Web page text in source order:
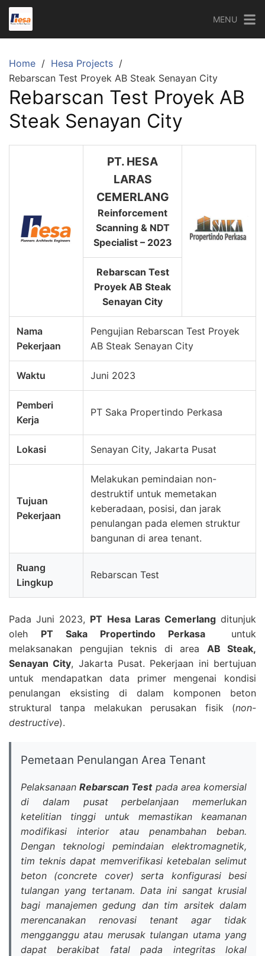
Skip
content
MENU
Home
Hesa Projects
Rebarscan Test Proyek AB Steak Senayan City
Rebarscan Test Proyek AB
Steak Senayan City
PT. HESA
LARAS
CEMERLANG
Reinforcement
Scanning & NDT
Specialist – 2023
Rebarscan Test
Proyek AB Steak
Senayan City
Nama
Pekerjaan
Pengujian Rebarscan Test Proyek
AB Steak Senayan City
Waktu Juni 2023
Pemberi
Kerja
PT Saka Propertindo Perkasa
Lokasi Senayan City, Jakarta Pusat
Tujuan
Pekerjaan
Melakukan pemindaian non-
destruktif untuk memetakan
keberadaan, posisi, dan jarak
penulangan pada elemen struktur
bangunan di area tenant.
Ruang
Lingkup
Rebarscan Test
Pada Juni 2023, PT Hesa Laras Cemerlangditunjuk
oleh PT Saka Propertindo Perkasa untuk
melaksanakan pengujian teknis di area AB Steak,
Senayan City, Jakarta Pusat. Pekerjaan ini bertujuan
untuk mendapatkan data primer mengenai kondisi
penulangan eksisting di dalam komponen beton
struktural tanpa melakukan perusakan fisik (non-
destructive).
Pemetaan Penulangan Area Tenant
PelaksanaanRebarscan Testpada area komersial
di dalam pusat perbelanjaan memerlukan
ketelitian tinggi untuk memastikan keamanan
modifikasi interior atau penambahan beban.
Dengan teknologi pemindaian elektromagnetik,
tim teknis dapat memverifikasi ketebalan selimut
beton (concrete cover) serta konfigurasi besi
tulangan yang tertanam. Data ini sangat krusial
bagi manajemen gedung dan tim arsitek dalam
merencanakan renovasi tenant agar tidak
mengganggu atau merusak tulangan utama yang
dapat berakibat fatal pada integritas lokal